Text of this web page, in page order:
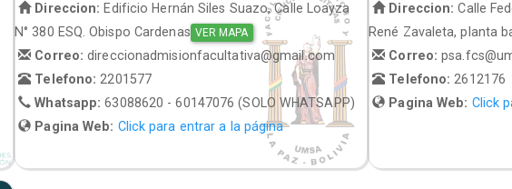
Direccion: Edificio Hernán Siles Suazo, Calle Loayza
N° 380 ESQ. Obispo Cardenas VER MAPA
Correo:direccionadmisionfacultativa@gmail.com
Telefono: 2201577
Whatsapp:63088620 - 60147076 (SOLO WHATSAPP)
Pagina Web: Click para entrar a la página
Direccion: Calle
René Zavaleta, planta
Correo:
Telefono: 2612176
Pagina Web: Click